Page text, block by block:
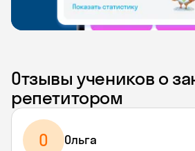
Отзывы учеников о
репетитором
О Ольга